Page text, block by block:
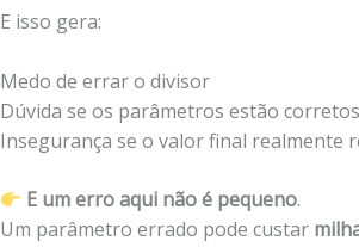
E isso gera:
Medo de errar o divisor
Dúvida se os parâmetros estão corretos
Insegurança se o valor final realmente
E um erro aqui não é pequeno.
Um parâmetro errado pode custar